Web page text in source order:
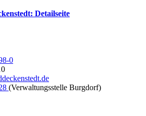
: Detailseite
0
(Verwaltungsstelle Burgdorf)